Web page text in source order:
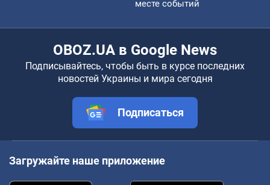
месте событий
OBOZ.UA в Google News
Подписывайтесь, чтобы быть в курсе последних
новостей Украины и мира сегодня
Подписаться
Загружайте наше приложение